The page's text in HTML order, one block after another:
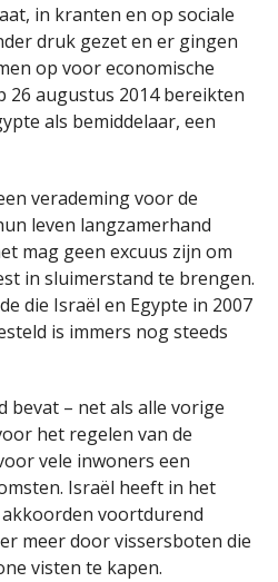
in kranten en op sociale
druk gezet en er gingen
op voor economische
26 augustus 2014 bereikten
als bemiddelaar, een
verademing voor de
leven langzamerhand
mag geen excuus zijn om
in sluimerstand te brengen.
die Israël en Egypte in 2007
is immers nog steeds
bevat – net als alle vorige
het regelen van de
vele inwoners een
Israël heeft in het
voortdurend
meer door vissersboten die
visten te kapen.